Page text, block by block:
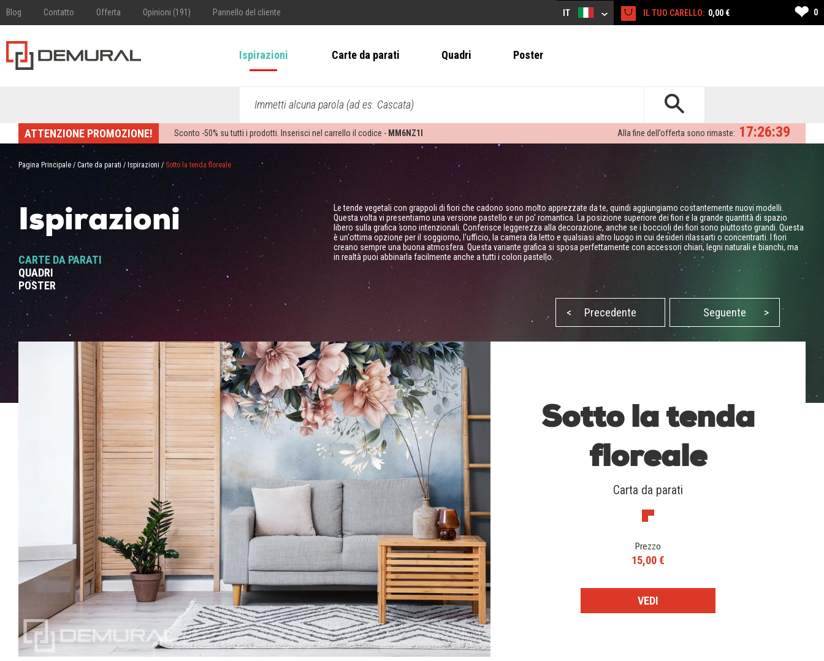
Blog Contatto Offerta Opinioni (191) Pannello del cliente IT IL TUO CARELLO: 0,00 € ❤ 0
Ispirazioni Carte da parati Quadri Poster
Immetti alcuna parola (ad es. Cascata)
ATTENZIONE PROMOZIONE! Sconto -50% su tutti i prodotti. Inserisci nel carrello il codice - MM6NZ1I 17:26:38
Alla fine dell’offerta sono rimaste:
Pagina Principale / Carte da parati / Ispirazioni / Sotto la tenda floreale
Ispirazioni
CARTE DA PARATI
QUADRI
POSTER
Le tende vegetali con grappoli di fiori che cadono sono molto apprezzate da te, quindi aggiungiamo costantemente nuovi modelli.
Questa volta vi presentiamo una versione pastello e un po' romantica. La posizione superiore dei fiori e la grande quantità di spazio
libero sulla grafica sono intenzionali. Conferisce leggerezza alla decorazione, anche se i boccioli dei fiori sono piuttosto grandi. Questa
è un'ottima opzione per il soggiorno, l'ufficio, la camera da letto e qualsiasi altro luogo in cui desideri rilassarti o concentrarti. I fiori
creano sempre una buona atmosfera. Questa variante grafica si sposa perfettamente con accessori chiari, legni naturali e bianchi, ma
in realtà puoi abbinarla facilmente anche a tutti i colori pastello.
< Precedente Seguente >
Sotto la tenda
floreale
Carta da parati
Prezzo
15,00 €
VEDI